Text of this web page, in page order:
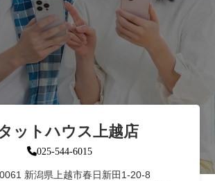
ットハウス上越店
025-544-6015
新潟県上越市春日新田1-20-8